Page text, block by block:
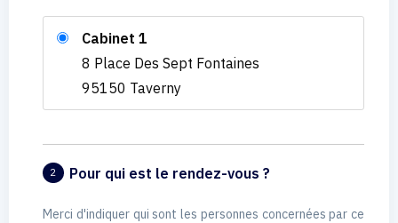
Cabinet 1
8 Place Des Sept Fontaines
95150 Taverny
2 Pour qui est le rendez-vous ?
Merci d'indiquer qui sont les personnes concernées par ce